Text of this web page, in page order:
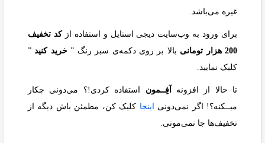
غیره می‌باشد.
برای ورود به وب‌سایت دیجی استایل و استفاده ازکد تخفیف
200 هزار تومانی
بالا بر روی دکمه‌ی سبز رنگ ”خرید کنید ”
کلیک نمایید.
تا حالا از افزونه آفِــمون استفاده کردی!؟ می‌دونی چکار
میــکنه؟! اگر نمی‌دونی
اینجا کلیک کن، مطمئن باش دیگه از
تخفیف‌ها جا نمی‌مونی.